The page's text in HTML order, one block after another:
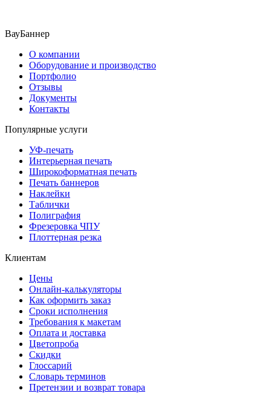
ВауБаннер
О компании
Оборудование и производство
Портфолио
Отзывы
Документы
Контакты
Популярные услуги
УФ-печать
Интерьерная печать
Широкоформатная печать
Печать баннеров
Наклейки
Таблички
Полиграфия
Фрезеровка ЧПУ
Плоттерная резка
Клиентам
Цены
Онлайн-калькуляторы
Как оформить заказ
Сроки исполнения
Требования к макетам
Оплата и доставка
Цветопроба
Скидки
Глоссарий
Словарь терминов
Претензии и возврат товара